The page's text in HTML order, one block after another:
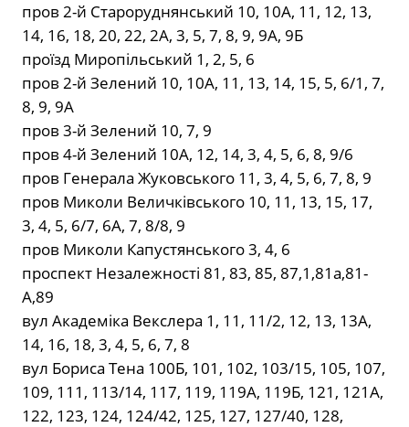
пров 2-й Староруднянський 10, 10А, 11, 12, 13,
14, 16, 18, 20, 22, 2А, 3, 5, 7, 8, 9, 9А, 9Б
проїзд Миропільський 1, 2, 5, 6
пров 2-й Зелений 10, 10А, 11, 13, 14, 15, 5, 6/1, 7,
8, 9, 9А
пров 3-й Зелений 10, 7, 9
пров 4-й Зелений 10А, 12, 14, 3, 4, 5, 6, 8, 9/6
пров Генерала Жуковського 11, 3, 4, 5, 6, 7, 8, 9
пров Миколи Величківського 10, 11, 13, 15, 17,
3, 4, 5, 6/7, 6А, 7, 8/8, 9
пров Миколи Капустянського 3, 4, 6
проспект Незалежності 81, 83, 85, 87,1,81а,81-
А,89
вул Академіка Векслера 1, 11, 11/2, 12, 13, 13А,
14, 16, 18, 3, 4, 5, 6, 7, 8
вул Бориса Тена 100Б, 101, 102, 103/15, 105, 107,
109, 111, 113/14, 117, 119, 119А, 119Б, 121, 121А,
122, 123, 124, 124/42, 125, 127, 127/40, 128,